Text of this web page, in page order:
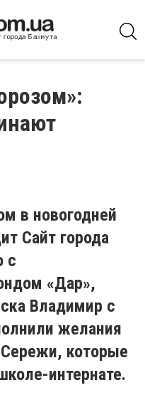
в новогодней
Сайт города
с
«Дар»,
Владимир с
желания
которые
интернате.